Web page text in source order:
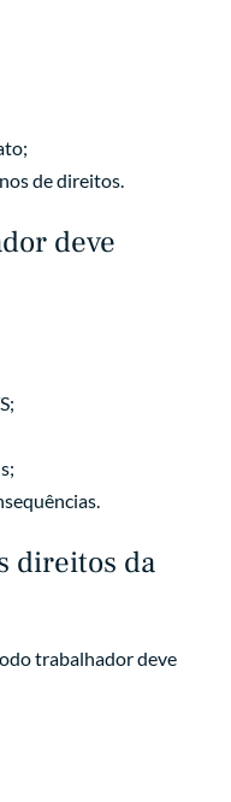
de direitos.
deve
direitos da
trabalhador deve